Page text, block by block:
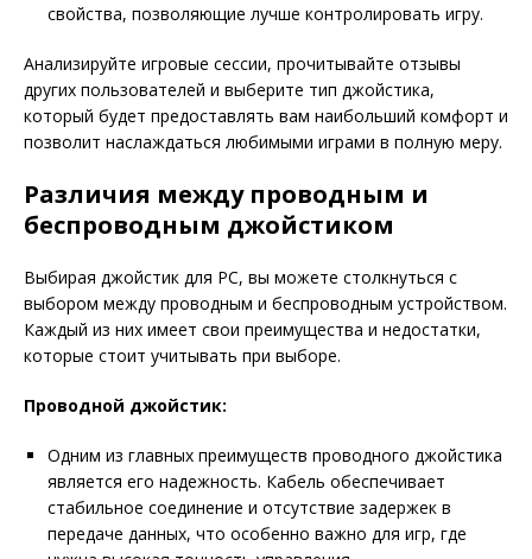
свойства, позволяющие лучше контролировать игру.
Анализируйте игровые сессии, прочитывайте отзывы
других пользователей и выберите тип джойстика,
который будет предоставлять вам наибольший комфорт и
позволит наслаждаться любимыми играми в полную меру.
Различия между проводным и
беспроводным джойстиком
Выбирая джойстик для PC, вы можете столкнуться с
выбором между проводным и беспроводным устройством.
Каждый из них имеет свои преимущества и недостатки,
которые стоит учитывать при выборе.
Проводной джойстик:
Одним из главных преимуществ проводного джойстика
является его надежность. Кабель обеспечивает
стабильное соединение и отсутствие задержек в
передаче данных, что особенно важно для игр, где